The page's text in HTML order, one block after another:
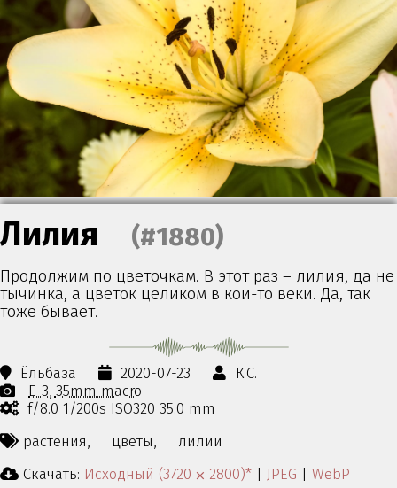
Лилия (#1880)
Продолжим по цветочкам. В этот раз – лилия, да не
тычинка, а цветок целиком в кои-то веки. Да, так
тоже бывает.
Ёльбаза 2020-07-23
К.С.
E-3 35mm macro
f/8.0 1/200s ISO320 35.0 mm
растения,
цветы,
лилии
Скачать: Исходный (3720 ⨉ 2800)* | JPEG | WebP